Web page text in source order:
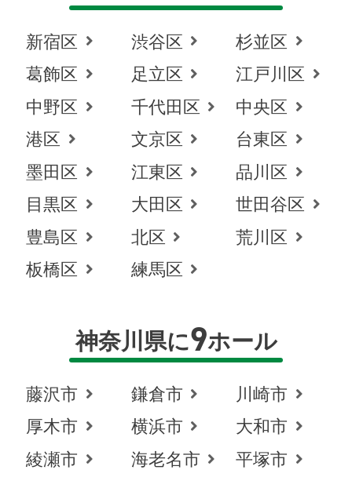
新宿区 渋谷区
杉並区
葛飾区
足立区
江戸川区
中野区
千代田区
中央区
港区
文京区
台東区
墨田区
江東区
品川区
目黒区
大田区
世田谷区
豊島区
北区
荒川区
板橋区
練馬区
神奈川県に9ホール
藤沢市 鎌倉市
川崎市
厚木市
横浜市
大和市
綾瀬市
海老名市 平塚市